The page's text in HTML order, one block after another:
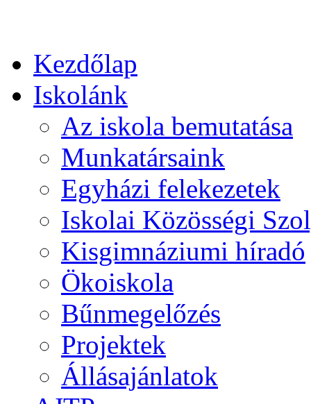
Kezdőlap
Iskolánk
Az iskola bemutatása
Munkatársaink
Egyházi felekezetek
Iskolai Közösségi
Kisgimnáziumi híradó
Ökoiskola
Bűnmegelőzés
Projektek
Állásajánlatok